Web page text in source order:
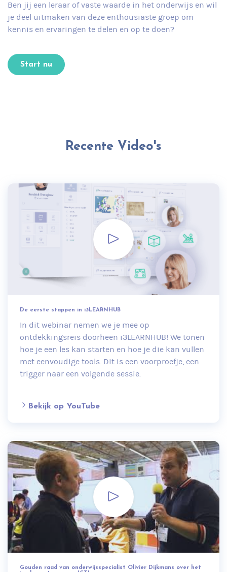
Ben jij een leraar of vaste waarde in het onderwijs en wil
je deel uitmaken van deze enthousiaste groep om
kennis en ervaringen te delen en op te doen?
Start nu
Recente Video's
De eerste stappen in i3LEARNHUB
In dit webinar nemen we je mee op
ontdekkingsreis doorheen i3LEARNHUB! We tonen
hoe je een les kan starten en hoe je die kan vullen
met eenvoudige tools. Dit is een voorproefje, een
trigger naar een volgende sessie.
Bekijk op YouTube
Gouden raad van onderwijsspecialist Olivier Dijkmans over het